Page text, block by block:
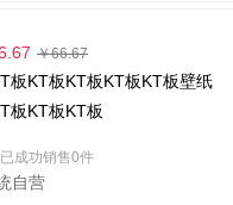
￥66.67
板KT板KT板KT板KT板壁纸
板KT板KT板
已成功销售0件
自营